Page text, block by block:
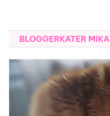
BLOGGERKATER MIKA